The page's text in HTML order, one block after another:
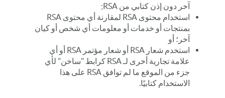
آخر دون إذن كتابي من RSA;
استخدام محتوى RSA لمقارنة أي محتوى RSA
بمنتجات أو خدمات أو معلومات أي شخص أو كيان
آخر؛ أو
استخدم شعار RSA أو شعار مؤتمر RSA أو أي
علامة تجارية أخرى لـ RSA كرابط "ساخن" لأي
جزء من الموقع ما لم توافق RSA على هذا
الاستخدام كتابيًا.